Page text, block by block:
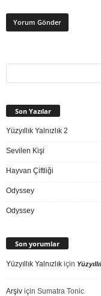
Son Yazılar
Yüzyıllık Yalnızlık 2
Sevilen Kişi
Hayvan Çiftliği
Odyssey
Odyssey
Son yorumlar
Yüzyıllık Yalnızlık için
Arşiv için Sumatra Tonic